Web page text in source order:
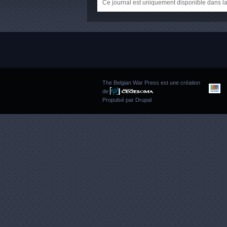
Ce journal est uniquement disponible dans
The Belgian War Press est une création
de
Propulsé par Drupal